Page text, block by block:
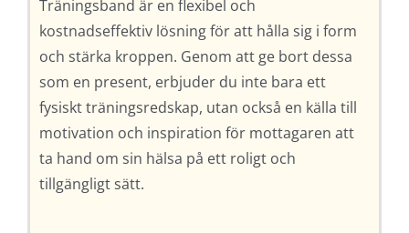
Träningsband är en flexibel och
kostnadseffektiv lösning för att hålla sig i form
och stärka kroppen. Genom att ge bort dessa
som en present, erbjuder du inte bara ett
fysiskt träningsredskap, utan också en källa till
motivation och inspiration för mottagaren att
ta hand om sin hälsa på ett roligt och
tillgängligt sätt.